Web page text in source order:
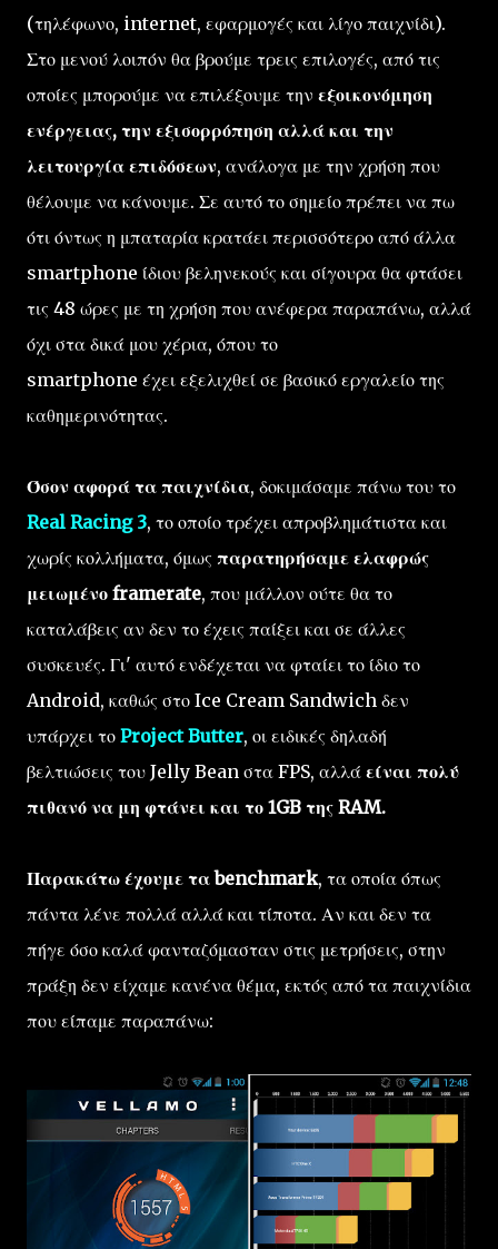
(τηλέφωνο, internet, εφαρμογές και λίγο παιχνίδι).
Στο μενού λοιπόν θα βρούμε τρεις επιλογές, από τις
οποίες μπορούμε να επιλέξουμε την εξοικονόμηση
ενέργειας, την εξισορρόπηση αλλά και την
λειτουργία επιδόσεων, ανάλογα με την χρήση που
θέλουμε να κάνουμε. Σε αυτό το σημείο πρέπει να πω
ότι όντως η μπαταρία κρατάει περισσότερο από άλλα
smartphone ίδιου βεληνεκούς και σίγουρα θα φτάσει
τις 48 ώρες με τη χρήση που ανέφερα παραπάνω, αλλά
όχι στα δικά μου χέρια, όπου το
smartphone έχει εξελιχθεί σε βασικό εργαλείο της
καθημερινότητας.
Όσον αφορά τα παιχνίδια, δοκιμάσαμε πάνω του το
Real Racing 3, το οποίο τρέχει απροβλημάτιστα και
χωρίς κολλήματα, όμως παρατηρήσαμε ελαφρώς
μειωμένο framerate, που μάλλον ούτε θα το
καταλάβεις αν δεν το έχεις παίξει και σε άλλες
συσκευές. Γι' αυτό ενδέχεται να φταίει το ίδιο το
Android, καθώς στο Ice Cream Sandwich δεν
υπάρχει το Project Butter, οι ειδικές δηλαδή
βελτιώσεις του Jelly Bean στα FPS, αλλά είναι πολύ
πιθανό να μη φτάνει και το 1GB της RAM.
Παρακάτω έχουμε τα benchmark, τα οποία όπως
πάντα λένε πολλά αλλά και τίποτα. Αν και δεν τα
πήγε όσο καλά φανταζόμασταν στις μετρήσεις, στην
πράξη δεν είχαμε κανένα θέμα, εκτός από τα παιχνίδια
που είπαμε παραπάνω: